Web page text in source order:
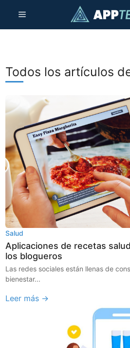
contenido
Menú
Todos los artículos
Salud
Aplicaciones de recetas
los blogueros
Las redes sociales están llenas de
bienestar...
Leer más →